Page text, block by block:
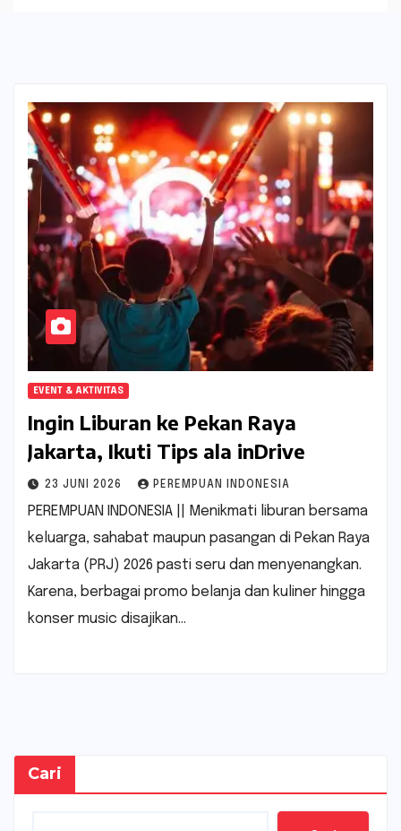
EVENT & AKTIVITAS
Ingin Liburan ke Pekan Raya
Jakarta, Ikuti Tips ala inDrive
23 JUNI 2026 PEREMPUAN INDONESIA
PEREMPUAN INDONESIA || Menikmati liburan bersama
keluarga, sahabat maupun pasangan di Pekan Raya
Jakarta (PRJ) 2026 pasti seru dan menyenangkan.
Karena, berbagai promo belanja dan kuliner hingga
konser music disajikan…
Cari